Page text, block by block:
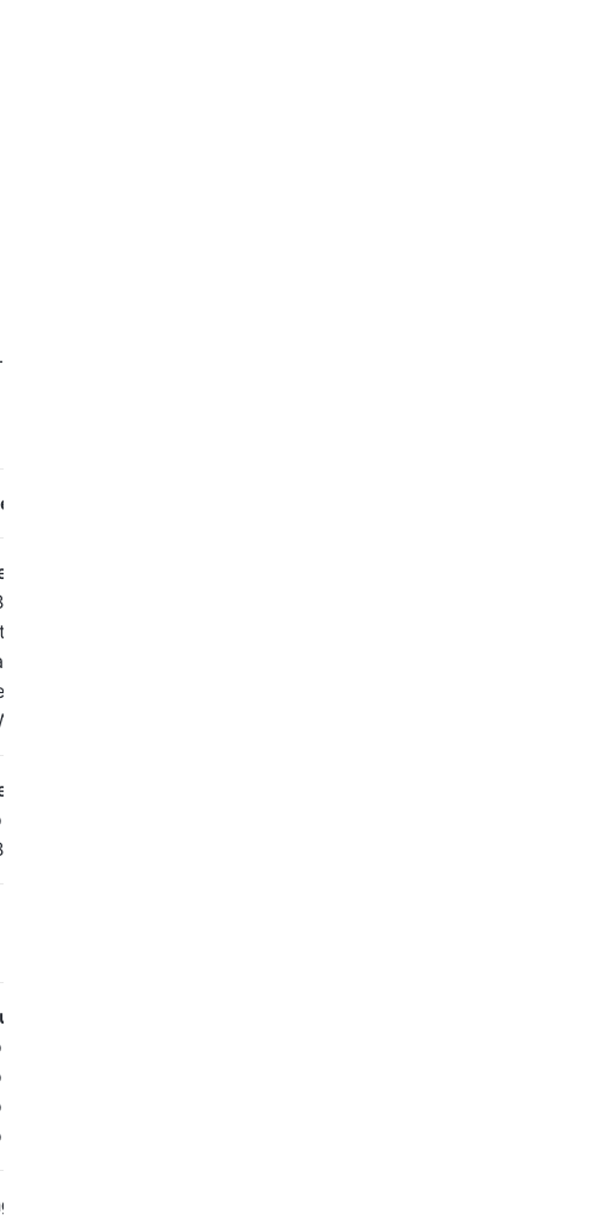
unbegrenzt und dauerhaft:
und Monat
und Monat
Tarif für 5 $ pro Mitglied
pro Monat verfügbar
Premium-Paket:
(Paket für 10 Benutzer, 10,80 $
Monat)
+ OKRs & Ziele
pro Benutzer
pro Benutzer
pro Benutzer
pro Benutzer